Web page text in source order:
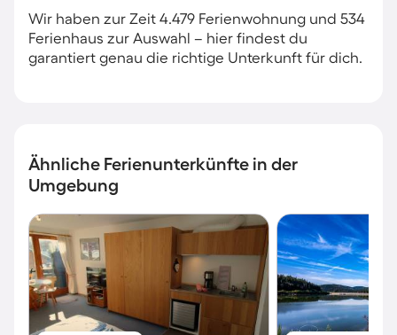
Wir haben zur Zeit 4.479 Ferienwohnung und 534
Ferienhaus zur Auswahl – hier findest du
garantiert genau die richtige Unterkunft für dich.
Ähnliche Ferienunterkünfte in der
Umgebung